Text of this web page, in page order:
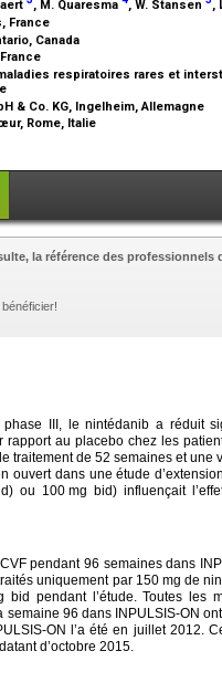
, M. Quaresma , W. Stansen ,
France
Canada
respiratoires rares et
& Co. KG, Ingelheim, Allemagne
Rome, Italie
la référence des professionnels
phase III, le nintédanib a réduit
rapport au placebo chez les
traitement de 52 semaines et une
ouvert dans une étude
ou 100 mg bid) influençait
pendant 96 semaines dans
uniquement par 150 mg de
bid pendant l’étude. Toutes les
semaine 96 dans INPULSIS-ON
ON l’a été en juillet 2012.
d’octobre 2015.